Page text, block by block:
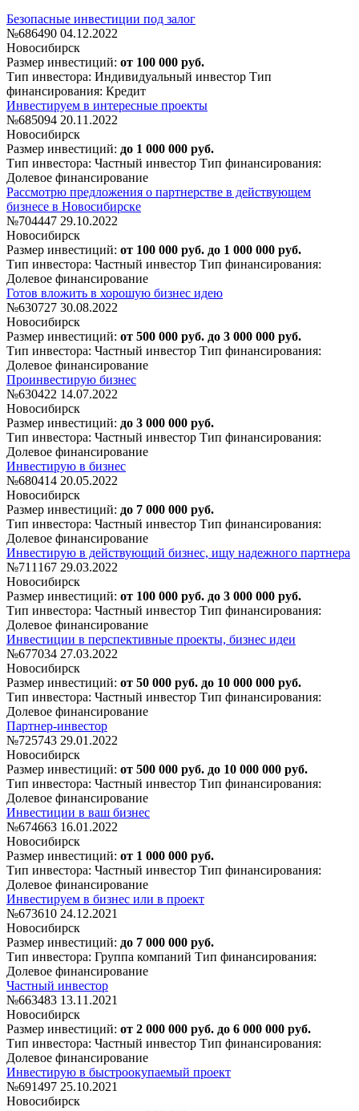
Безопасные инвестиции под залог
№686490 04.12.2022
Новосибирск
Размер инвестиций: от 100 000 руб.
Тип инвестора: Индивидуальный инвестор Тип
финансирования: Кредит
Инвестируем в интересные проекты
№685094 20.11.2022
Новосибирск
Размер инвестиций: до 1 000 000 руб.
Тип инвестора: Частный инвестор Тип финансирования:
Долевое финансирование
Рассмотрю предложения о партнерстве в действующем
бизнесе в Новосибирске
№704447 29.10.2022
Новосибирск
Размер инвестиций: от 100 000 руб. до 1 000 000 руб.
Тип инвестора: Частный инвестор Тип финансирования:
Долевое финансирование
Готов вложить в хорошую бизнес идею
№630727 30.08.2022
Новосибирск
Размер инвестиций: от 500 000 руб. до 3 000 000 руб.
Тип инвестора: Частный инвестор Тип финансирования:
Долевое финансирование
Проинвестирую бизнес
№630422 14.07.2022
Новосибирск
Размер инвестиций: до 3 000 000 руб.
Тип инвестора: Частный инвестор Тип финансирования:
Долевое финансирование
Инвестирую в бизнес
№680414 20.05.2022
Новосибирск
Размер инвестиций: до 7 000 000 руб.
Тип инвестора: Частный инвестор Тип финансирования:
Долевое финансирование
Инвестирую в действующий бизнес, ищу надежного партнера
№711167 29.03.2022
Новосибирск
Размер инвестиций: от 100 000 руб. до 3 000 000 руб.
Тип инвестора: Частный инвестор Тип финансирования:
Долевое финансирование
Инвестиции в перспективные проекты, бизнес идеи
№677034 27.03.2022
Новосибирск
Размер инвестиций: от 50 000 руб. до 10 000 000 руб.
Тип инвестора: Частный инвестор Тип финансирования:
Долевое финансирование
Партнер-инвестор
№725743 29.01.2022
Новосибирск
Размер инвестиций: от 500 000 руб. до 10 000 000 руб.
Тип инвестора: Частный инвестор Тип финансирования:
Долевое финансирование
Инвестиции в ваш бизнес
№674663 16.01.2022
Новосибирск
Размер инвестиций: от 1 000 000 руб.
Тип инвестора: Частный инвестор Тип финансирования:
Долевое финансирование
Инвестируем в бизнес или в проект
№673610 24.12.2021
Новосибирск
Размер инвестиций: до 7 000 000 руб.
Тип инвестора: Группа компаний Тип финансирования:
Долевое финансирование
Частный инвестор
№663483 13.11.2021
Новосибирск
Размер инвестиций: от 2 000 000 руб. до 6 000 000 руб.
Тип инвестора: Частный инвестор Тип финансирования:
Долевое финансирование
Инвестирую в быстроокупаемый проект
№691497 25.10.2021
Новосибирск